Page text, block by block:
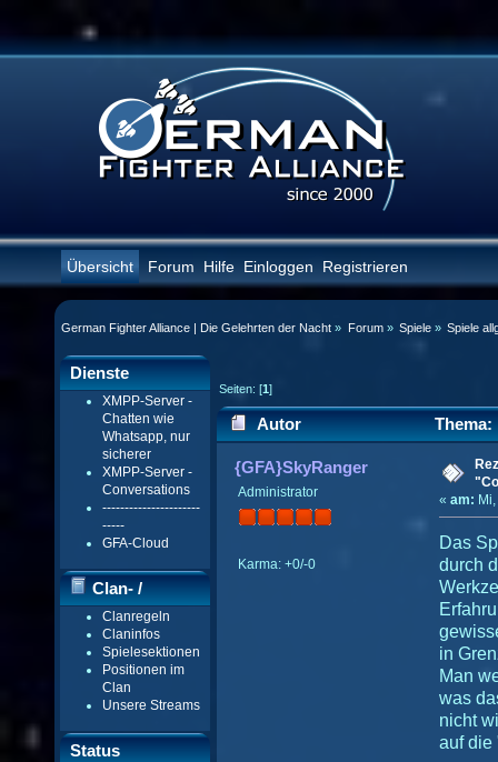
Übersicht Forum Hilfe Einloggen Registrieren
German Fighter Alliance | Die Gelehrten der Nacht » Forum» Spiele» Spiele
Dienste
XMPP-Server -
Chatten wie
Whatsapp, nur
sicherer
XMPP-Server -
Conversations
----------------------
-----
GFA-Cloud
Clan- /
Gildenmenü
Clanregeln
Claninfos
Spielesektionen
Positionen im
Clan
Unsere Streams
Status
Seiten: [1]
Autor
Thema:
(Gelesen 24511 mal)
{GFA}SkyRanger
Administrator
Karma: +0/-0
« am:
Das
durch
in
Man
was
nicht
auf die